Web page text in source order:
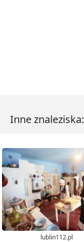
Inne znaleziska:
lublin112.pl